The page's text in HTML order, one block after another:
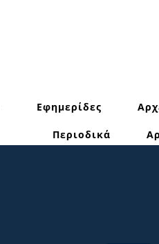
Εφημερίδες
Περιοδικά